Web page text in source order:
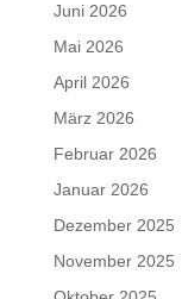
Juni 2026
Mai 2026
April 2026
März 2026
Februar 2026
Januar 2026
Dezember 2025
November 2025